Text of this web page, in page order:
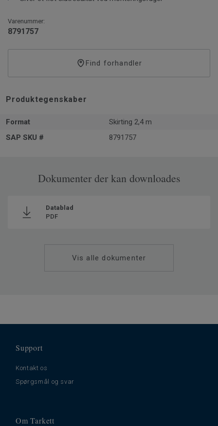
Varenummer:
8791757
Find forhandler
Produktegenskaber
Format
Skirting 2,4 m
SAP SKU #
8791757
Dokumenter der kan downloades
Datablad
PDF
Vis alle dokumenter
Support
Kontakt os
Spørgsmål og svar
Om Tarkett